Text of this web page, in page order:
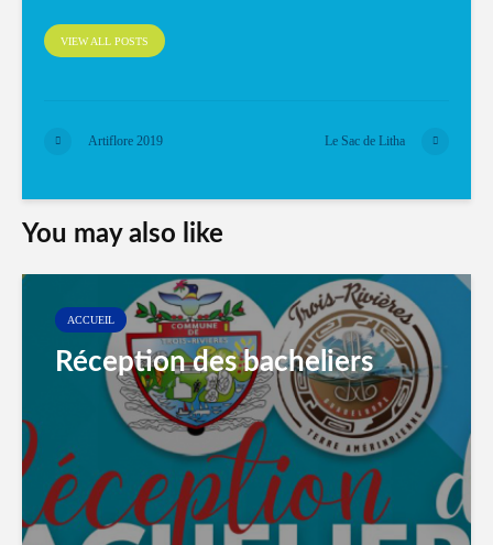
VIEW ALL POSTS
Artiflore 2019 Le Sac de Litha
You may also like
ACCUEIL
Réception des bacheliers